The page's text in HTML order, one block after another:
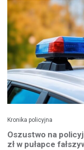
Kronika policyjna
Oszustwo na
zł w pułapce